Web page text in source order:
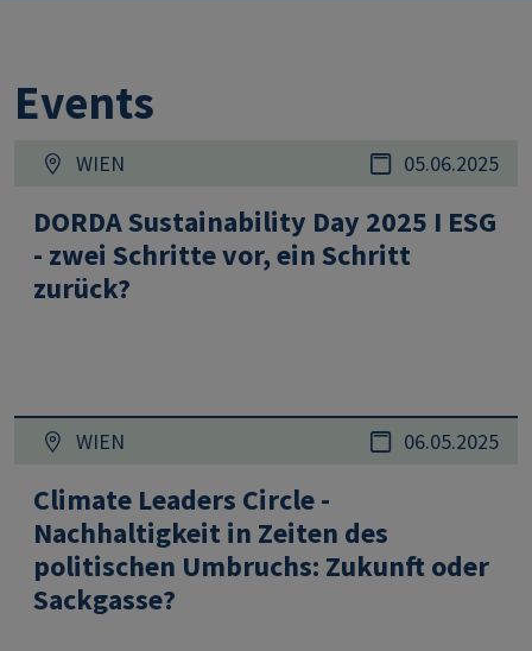
Events
WIEN 05.06.2025
DORDA Sustainability Day 2025 I ESG
- zwei Schritte vor, ein Schritt
zurück?
WIEN 06.05.2025
Climate Leaders Circle -
Nachhaltigkeit in Zeiten des
politischen Umbruchs: Zukunft oder
Sackgasse?